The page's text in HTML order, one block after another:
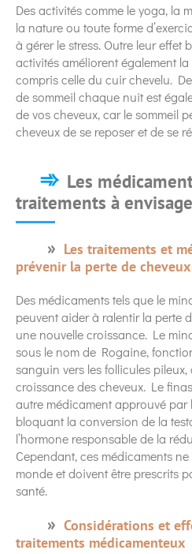
Des activités comme le yoga, la
la nature ou toute forme
à gérer le stress. Outre leur effet
activités améliorent également
compris celle du cuir chevelu.
de sommeil chaque nuit est
de vos cheveux, car le sommeil
cheveux de se reposer et de se
Les
traitements à
Les traitements et
prévenir la perte de cheveux
Des médicaments tels que le
peuvent aider à ralentir la perte
une nouvelle croissance. Le
sous le nom de Rogaine,
sanguin vers les follicules
croissance des cheveux. Le
autre médicament approuvé
bloquant la conversion de la
l’hormone responsable de la
Cependant, ces médicaments
monde et doivent être prescrits
santé.
Considérations et
traitements médicamenteux